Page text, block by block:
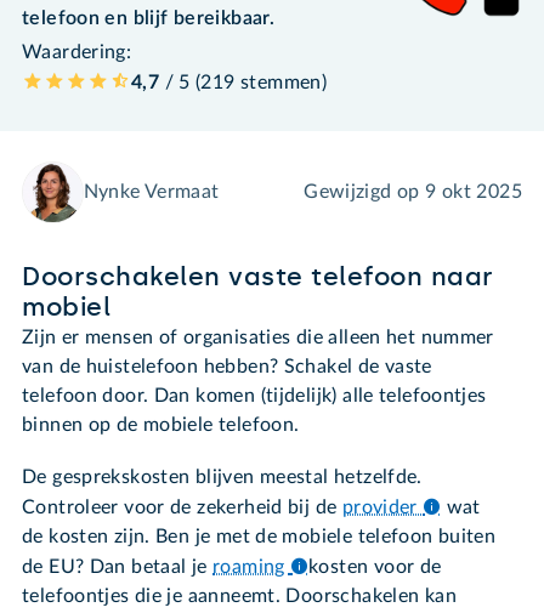
telefoon en blijf bereikbaar.
Waardering:
4,7 / 5 (219 stemmen)
Nynke Vermaat Gewijzigd op 9 okt 2025
Doorschakelen vaste telefoon naar
mobiel
Zijn er mensen of organisaties die alleen het nummer
van de huistelefoon hebben? Schakel de vaste
telefoon door. Dan komen (tijdelijk) alle telefoontjes
binnen op de mobiele telefoon.
De gesprekskosten blijven meestal hetzelfde.
Controleer voor de zekerheid bij de provider
wat
de kosten zijn. Ben je met de mobiele telefoon buiten
de EU? Dan betaal je roaming
kosten voor de
telefoontjes die je aanneemt. Doorschakelen kan